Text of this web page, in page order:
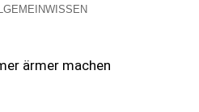
ärmer machen